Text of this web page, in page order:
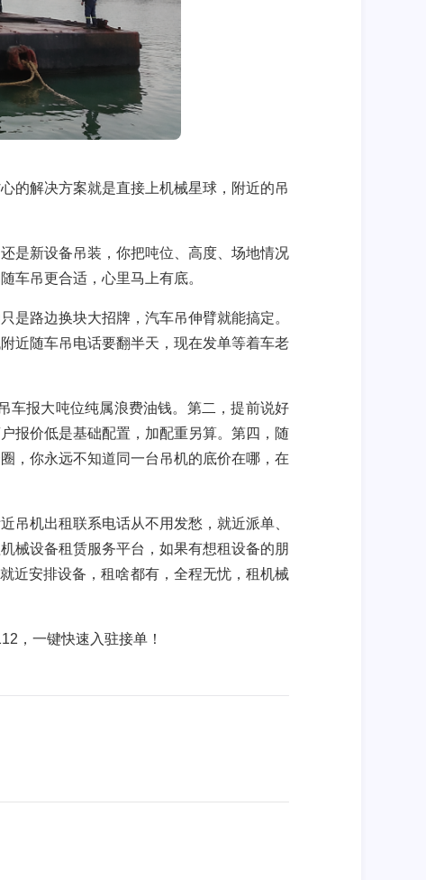
的解决方案就是直接上机械星球，附近的吊
是新设备吊装 ，你把吨位、高度、场地情况
随车吊更合适，心里马上有底。
是路边换块大招牌， 汽车吊伸臂就能搞定。
附近随车吊电话要翻半天，现在发单等着车老
车报大吨位纯属浪费油钱。第二，提前说好
报价低是基础配置，加配重另算。第四， 随
，你永远不知道同一台 吊机的底价在哪，在
近吊机出租联系电话从不用发愁，就近派单、
械设备租赁服务平台，如果有想租设备的朋
近安排设备，租啥都有，全程无忧，租机械
，一键快速入驻接单！